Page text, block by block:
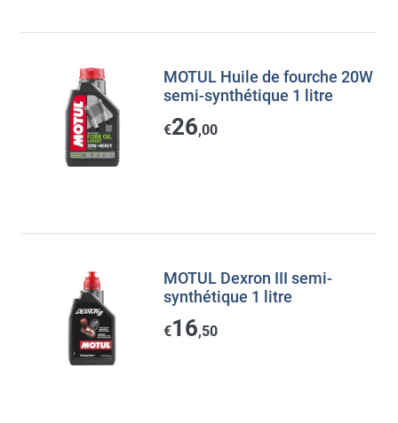
MOTUL Huile de fourche 20W
semi-synthétique 1 litre
€26,00
MOTUL Dexron III semi-
synthétique 1 litre
€16,50